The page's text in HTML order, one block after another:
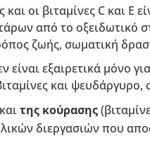
οι βιταμίνες C και E
από το οξειδωτικό
ζωής, σωματική
είναι εξαιρετικά μόνο
και
καιτης κούρασης
διεργασιών που